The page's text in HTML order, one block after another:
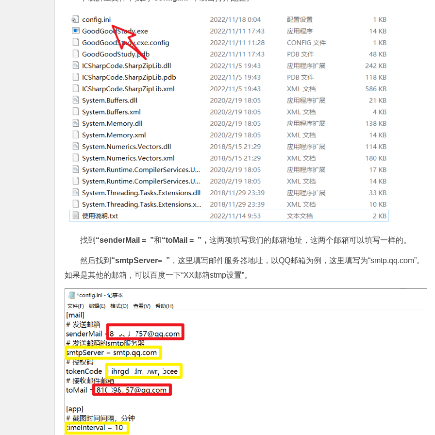
找到 “senderMail = ”和“toMail = ”， 这两项填写我们的邮箱地址，这两个邮箱可以填写一样的。
然后找到 “smtpServer= ” ，这里填写邮件服务器地址，以QQ邮箱为例，这里填写为“smtp.qq.com”。
如果是其他的邮箱，可以百度一下“XX邮箱stmp设置”。